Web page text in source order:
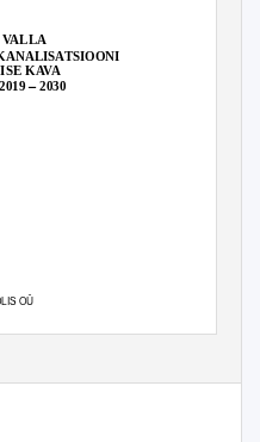
VALLA
KAVA
–2030
OÜ